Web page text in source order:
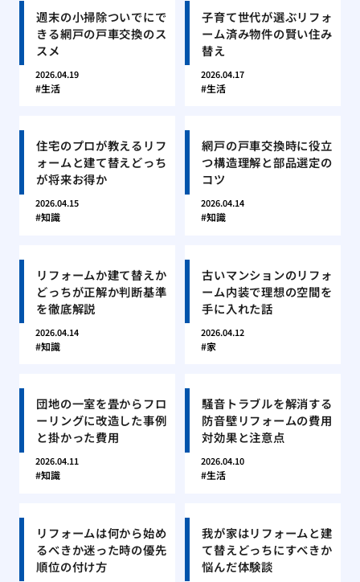
週末の小掃除ついでにで
きる網戸の戸車交換のス
スメ
2026.04.19
生活
子育て世代が選ぶリフォ
ーム済み物件の賢い住み
替え
2026.04.17
生活
住宅のプロが教えるリフ
ォームと建て替えどっち
が将来お得か
2026.04.15
知識
網戸の戸車交換時に役立
つ構造理解と部品選定の
コツ
2026.04.14
知識
リフォームか建て替えか
どっちが正解か判断基準
を徹底解説
2026.04.14
知識
古いマンションのリフォ
ーム内装で理想の空間を
手に入れた話
2026.04.12
家
団地の一室を畳からフロ
ーリングに改造した事例
と掛かった費用
2026.04.11
知識
騒音トラブルを解消する
防音壁リフォームの費用
対効果と注意点
2026.04.10
生活
リフォームは何から始め
るべきか迷った時の優先
順位の付け方
我が家はリフォームと建
て替えどっちにすべきか
悩んだ体験談